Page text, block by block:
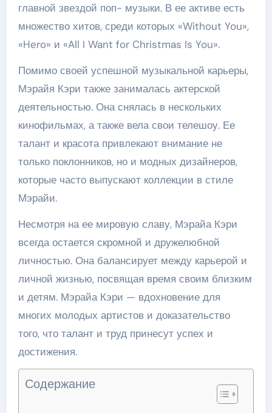
главной звездой поп- музыки. В ее активе есть
множество хитов, среди которых «Without You»,
«Hero» и «All I Want for Christmas Is You».
Помимо своей успешной музыкальной карьеры,
Мэрайя Кэри также занималась актерской
деятельностью. Она снялась в нескольких
кинофильмах, а также вела свои телешоу. Ее
талант и красота привлекают внимание не
только поклонников, но и модных дизайнеров,
которые часто выпускают коллекции в стиле
Мэрайи.
Несмотря на ее мировую славу, Мэрайа Кэри
всегда остается скромной и дружелюбной
личностью. Она балансирует между карьерой и
личной жизнью, посвящая время своим близким
и детям. Мэрайа Кэри — вдохновение для
многих молодых артистов и доказательство
того, что талант и труд принесут успех и
достижения.
Содержание